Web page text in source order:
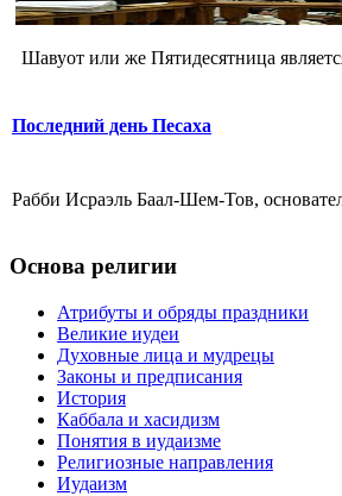
Шавуот или же Пятидесятница
Последний день Песаха
Рабби Исраэль Баал-Шем-Тов,
Основа религии
Атрибуты и обряды праздники
Великие иудеи
Духовные лица и мудрецы
Законы и предписания
История
Каббала и хасидизм
Понятия в иудаизме
Религиозные направления
Иудаизм